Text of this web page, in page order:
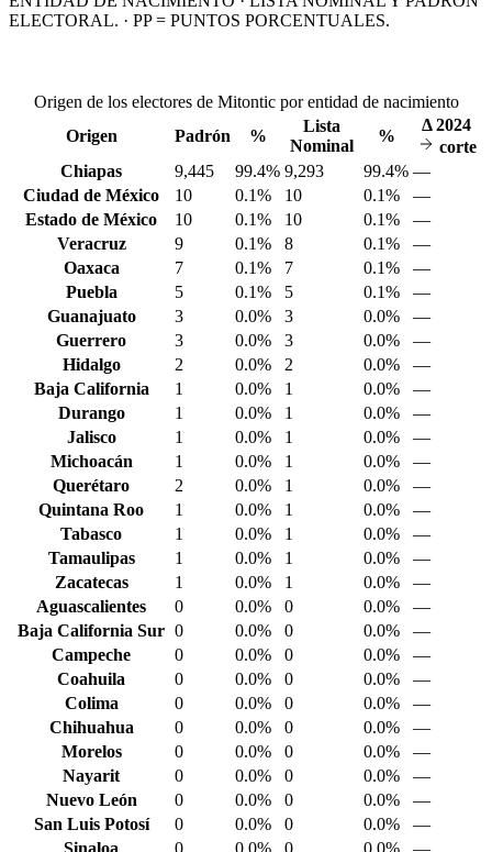
ELECTORAL. · PP = PUNTOS PORCENTUALES.
Origen de los electores de Mitontic por entidad de nacimiento
Origen
Padrón %
Lista
Nominal
%
Δ2024
corte
Chiapas
9,445 99.4% 9,293 99.4% —
Ciudad de México
10 0.1% 10 0.1%
—
Estado de México
10 0.1% 10 0.1%
—
Veracruz
9 0.1% 8 0.1%
—
Oaxaca
7 0.1% 7 0.1%
—
Puebla
5 0.1% 5 0.1%
—
Guanajuato
3 0.0% 3 0.0%
—
Guerrero
3 0.0% 3 0.0%
—
Hidalgo
2 0.0% 2 0.0%
—
Baja California
1 0.0% 1 0.0%
—
Durango
1 0.0% 1 0.0%
—
Jalisco
1 0.0% 1 0.0%
—
Michoacán
1 0.0% 1 0.0%
—
Querétaro
2 0.0% 1 0.0%
—
Quintana Roo
1 0.0% 1 0.0%
—
Tabasco
1 0.0% 1 0.0%
—
Tamaulipas
1 0.0% 1 0.0%
—
Zacatecas
1 0.0% 1 0.0%
—
Aguascalientes
0 0.0% 0 0.0%
—
Baja California Sur 0 0.0% 0 0.0%
—
Campeche
0 0.0% 0 0.0%
—
Coahuila
0 0.0% 0 0.0%
—
Colima
0 0.0% 0 0.0%
—
Chihuahua
0 0.0% 0 0.0%
—
Morelos
0 0.0% 0 0.0%
—
Nayarit
0 0.0% 0 0.0%
—
Nuevo León
0 0.0% 0 0.0%
—
San Luis Potosí
0 0.0% 0 0.0%
—